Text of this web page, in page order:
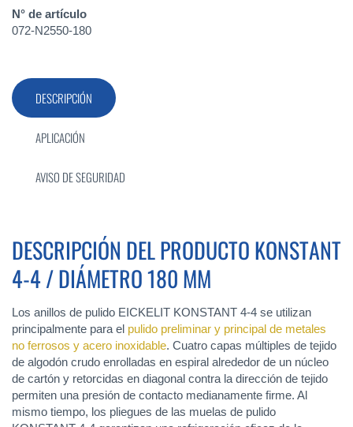
N° de artículo
072-N2550-180
DESCRIPCIÓN
DESCRIPCIÓN DEL PRODUCTO KONSTANT
4-4 / DIÁMETRO 180 MM
Los anillos de pulido EICKELIT KONSTANT 4-4 se utilizan
principalmente para el pulido preliminar y principal de metales
no ferrosos y acero inoxidable. Cuatro capas múltiples de tejido
de algodón crudo enrolladas en espiral alrededor de un núcleo
de cartón y retorcidas en diagonal contra la dirección de tejido
permiten una presión de contacto medianamente firme. Al
mismo tiempo, los pliegues de las muelas de pulido
APLICACIÓN
AVISO DE SEGURIDAD